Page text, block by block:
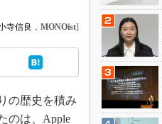
寺信良 ， MONOist]
の歴史を積み
のは、Apple